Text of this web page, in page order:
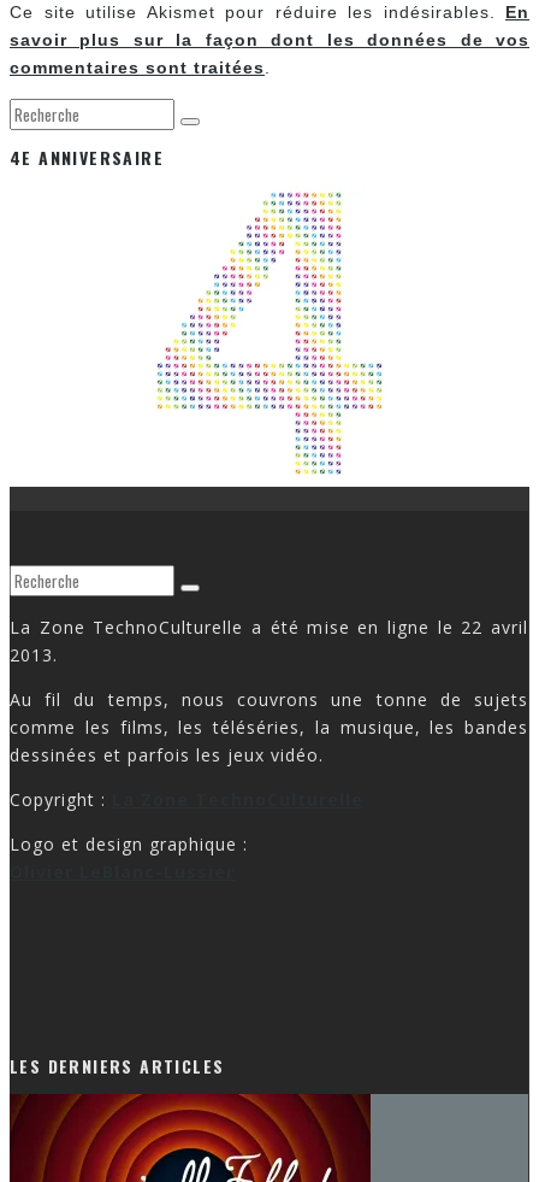
Ce site utilise Akismet pour réduire les indésirables. En
savoir plus sur la façon dont les données de vos
commentaires sont traitées
4E ANNIVERSAIRE
La Zone TechnoCulturelle a été mise en ligne le 22 avril
2013.
Au fil du temps, nous couvrons une tonne de sujets
comme les films, les téléséries, la musique, les bandes
dessinées et parfois les jeux vidéo.
Copyright :
Logo et design graphique :
LES DERNIERS ARTICLES